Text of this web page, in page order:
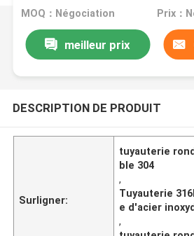
304
MOQ：Négociation Prix：
meilleur prix
DESCRIPTION DE PRODUIT
Surligner:
tuyauterie
ble 304
,
Tuyauterie
e d'acier
,